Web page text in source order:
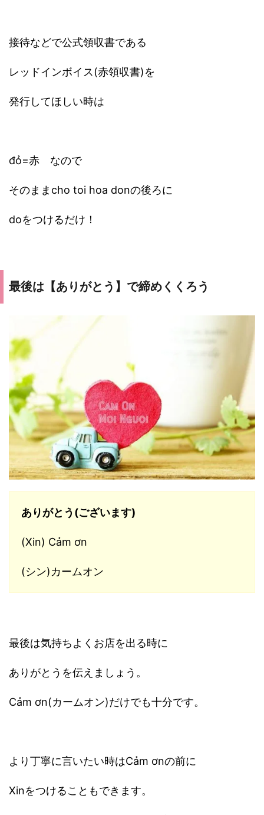
接待などで公式領収書である
レッドインボイス(赤領収書)を
発行してほしい時は
đỏ=赤 なので
そのままcho toi hoa donの後ろに
doをつけるだけ！
最後は【ありがとう】で締めくくろう
ありがとう(ございます)
(Xin) Cảm ơn
(シン)カームオン
最後は気持ちよくお店を出る時に
ありがとうを伝えましょう。
Cảm ơn(カームオン)だけでも十分です。
より丁寧に言いたい時はCảm ơnの前に
Xinをつけることもできます。